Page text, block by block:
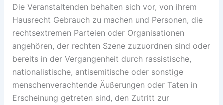
Die Veranstaltenden behalten sich vor, von ihrem
Hausrecht Gebrauch zu machen und Personen, die
rechtsextremen Parteien oder Organisationen
angehören, der rechten Szene zuzuordnen sind oder
bereits in der Vergangenheit durch rassistische,
nationalistische, antisemitische oder sonstige
menschenverachtende Äußerungen oder Taten in
Erscheinung getreten sind, den Zutritt zur